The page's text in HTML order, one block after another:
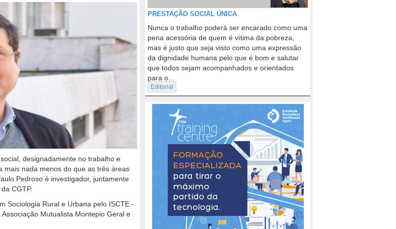
designadamente no trabalho e
mais nada menos do que as três áreas
Pedroso é investigador, juntamente
CGTP.
Sociologia Rural e Urbana pelo ISCTE -
Mutualista Montepio Geral e
PRESTAÇÃO SOCIAL ÚNICA
Nunca o trabalho poderá ser encarado como uma
pena acessória de quem é vítima da pobreza,
mas é justo que seja visto como uma expressão
da dignidade humana pelo que é bom e salutar
que todos sejam acompanhados e orientados
para o...
Editorial